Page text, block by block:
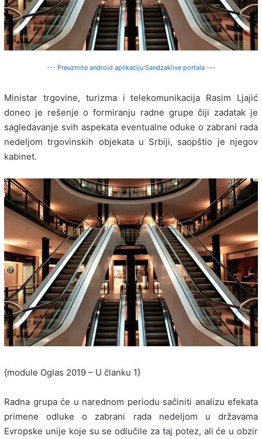
--- Preuzmite android aplikaciju Sandzaklive portala ---
Ministar trgovine, turizma i telekomunikacija Rasim Ljajić
doneo je rešenje o formiranju radne grupe čiji zadatak je
sagledavanje svih aspekata eventualne oduke o zabrani rada
nedeljom trgovinskih objekata u Srbiji, saopštio je njegov
kabinet.
{module Oglas 2019 – U članku 1}
Radna grupa će u narednom periodu sačiniti analizu efekata
primene odluke o zabrani rada nedeljom u državama
Evropske unije koje su se odlučile za taj potez, ali će u obzir